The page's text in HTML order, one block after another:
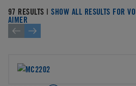
97 RESULTS |SHOW ALL RESULTS FOR
AIMER